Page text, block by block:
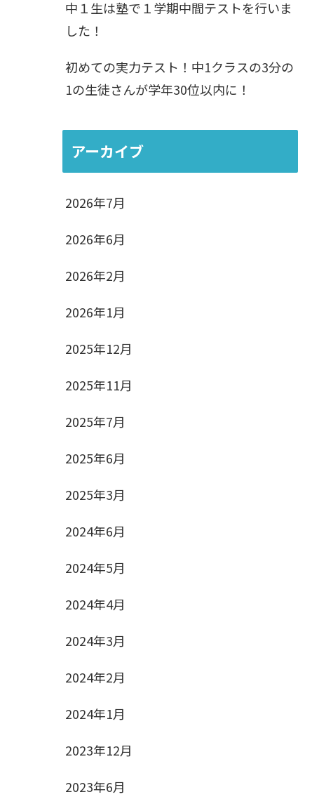
中１生は塾で１学期中間テストを行いま
した！
初めての実力テスト！中1クラスの3分の
1の生徒さんが学年30位以内に！
アーカイブ
2026年7月
2026年6月
2026年2月
2026年1月
2025年12月
2025年11月
2025年7月
2025年6月
2025年3月
2024年6月
2024年5月
2024年4月
2024年3月
2024年2月
2024年1月
2023年12月
2023年6月